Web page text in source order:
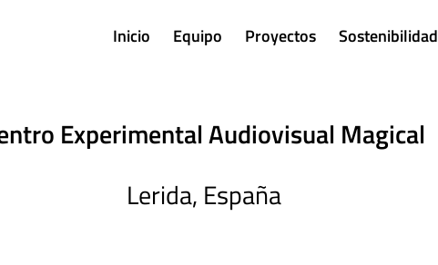
Inicio Equipo Proyectos Sostenibilidad
Experimental Audiovisual Magical
Lerida, España